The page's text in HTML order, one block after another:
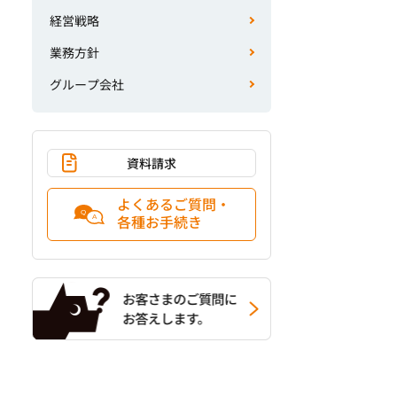
経営戦略
業務方針
グループ会社
資料請求
よくあるご質問・
各種お手続き